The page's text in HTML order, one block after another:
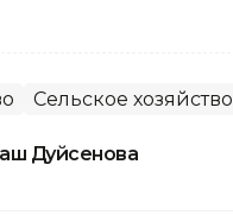
Сельское хозяйство
Дуйсенова